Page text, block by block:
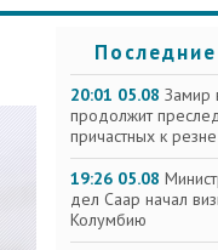
20:01 05.08 Замир
продолжит
причастных к
19:26 05.08
дел Саар начал
Колумбию